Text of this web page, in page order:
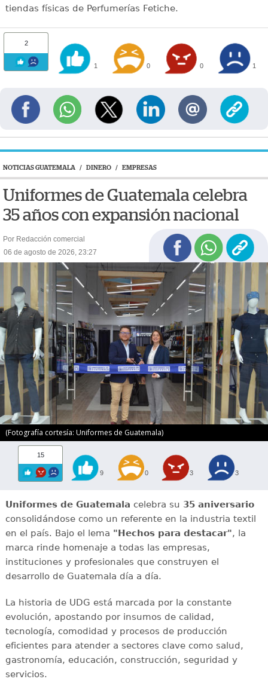
tiendas físicas de Perfumerías Fetiche.
2
1 0 0 1
NOTICIAS GUATEMALA / DINERO / EMPRESAS
Uniformes de Guatemala celebra
35 años con expansión nacional
Por Redacción comercial
06 de agosto de 2026, 23:27
(Fotografía cortesía: Uniformes de Guatemala)
15
9 0 3 3
Uniformes de Guatemala celebra su 35 aniversario
consolidándose como un referente en la industria textil
en el país. Bajo el lema "Hechos para destacar", la
marca rinde homenaje a todas las empresas,
instituciones y profesionales que construyen el
desarrollo de Guatemala día a día.
La historia de UDG está marcada por la constante
evolución, apostando por insumos de calidad,
tecnología, comodidad y procesos de producción
eficientes para atender a sectores clave como salud,
gastronomía, educación, construcción, seguridad y
servicios.